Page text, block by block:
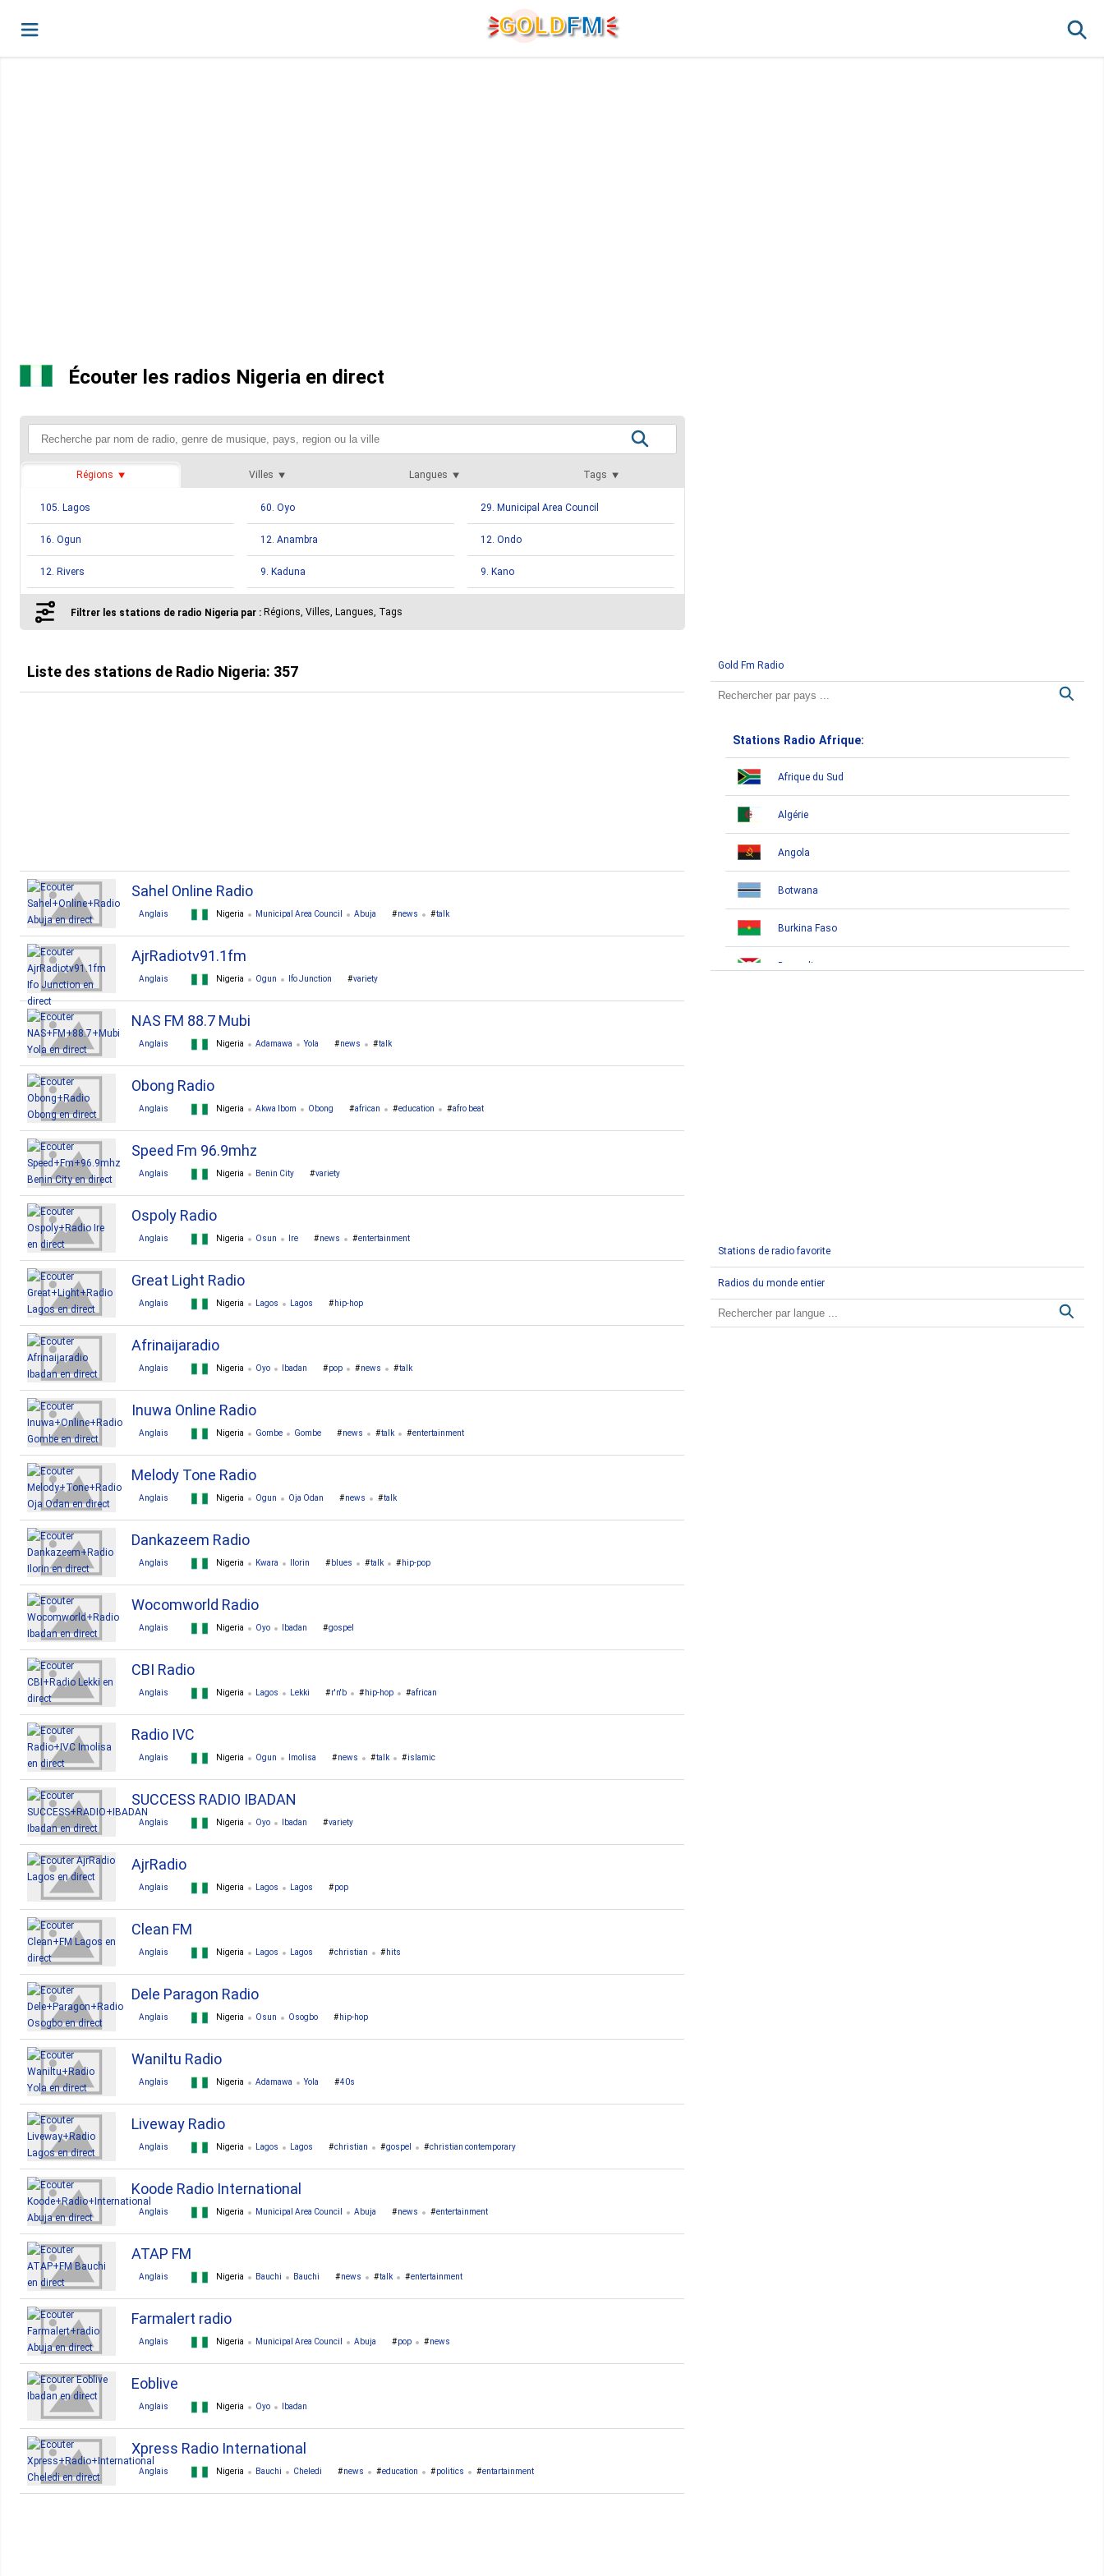
GOLDFM
Écouter les radios Nigeria en direct
Régions Villes Langues Tags
105. Lagos 60. Oyo 29. Municipal Area Council
16. Ogun 12. Anambra 12. Ondo
12. Rivers 9. Kaduna 9. Kano
9. Osun
5. Cross River 5. Edo
Filtrer les stations de radio Nigeria par : Régions, Villes, Langues, Tags
Liste des stations de Radio Nigeria: 357
Sahel Online Radio
Anglais Nigeria Municipal Area Council Abuja news talk
AjrRadiotv91.1fm
Anglais Nigeria Ogun Ifo Junction variety
NAS FM 88.7 Mubi
Anglais Nigeria Adamawa Yola news talk
Obong Radio
Anglais Nigeria Akwa Ibom Obong african education afro beat
Speed Fm 96.9mhz
Anglais Nigeria Benin City variety
Ospoly Radio
Anglais Nigeria Osun Ire news entertainment
Great Light Radio
Anglais Nigeria Lagos Lagos hip-hop
Afrinaijaradio
Anglais Nigeria Oyo Ibadan pop news talk
Inuwa Online Radio
Anglais Nigeria Gombe Gombe news talk entertainment
Melody Tone Radio
Anglais Nigeria Ogun Oja Odan news talk
Dankazeem Radio
Anglais Nigeria Kwara Ilorin blues talk hip-pop
Wocomworld Radio
Anglais Nigeria Oyo Ibadan gospel
CBI Radio
Anglais Nigeria Lagos Lekki r'n'b hip-hop african
Radio IVC
Anglais Nigeria Ogun Imolisa news talk islamic
SUCCESS RADIO IBADAN
Anglais Nigeria Oyo Ibadan variety
AjrRadio
Anglais Nigeria Lagos Lagos pop
Clean FM
Anglais Nigeria Lagos Lagos christian hits
Dele Paragon Radio
Anglais Nigeria Osun Osogbo hip-hop
Waniltu Radio
Anglais Nigeria Adamawa Yola 40s
Liveway Radio
Anglais Nigeria Lagos Lagos christian gospel christian contemporary
Koode Radio International
Anglais Nigeria Municipal Area Council Abuja news entertainment
ATAP FM
Anglais Nigeria Bauchi Bauchi news talk entertainment
Farmalert radio
Anglais Nigeria Municipal Area Council Abuja pop news
Eoblive
Anglais Nigeria Oyo Ibadan
Xpress Radio International
Anglais Nigeria Bauchi Cheledi news education politics entartainment
Gold Fm Radio
Stations Radio Afrique:
Afrique du Sud
Algérie
Angola
Botwana
Burkina Faso
Burundi
Egypte
Stations de radio favorite
Radios du monde entier